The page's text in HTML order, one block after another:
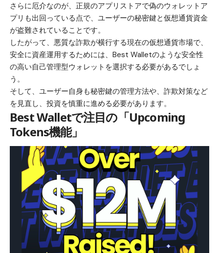
さらに厄介なのが、正規のアプリストアで偽のウォレットア
プリも出回っている点で、ユーザーの秘密鍵と仮想通貨資金
が盗難されていることです。
したがって、悪質な詐欺が横行する現在の仮想通貨市場で、
安全に資産運用するためには、Best Walletのような安全性
の高い自己管理型ウォレットを選択する必要があるでしょ
う。
そして、ユーザー自身も秘密鍵の管理方法や、詐欺対策など
を見直し、投資を慎重に進める必要があります。
Best Walletで注目の「Upcoming
Tokens機能」